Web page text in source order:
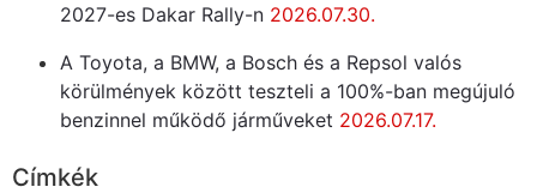
2027-es Dakar Rally-n 2026.07.30.
A Toyota, a BMW, a Bosch és a Repsol valós
körülmények között teszteli a 100%-ban megújuló
benzinnel működő járműveket 2026.07.17.
Címkék